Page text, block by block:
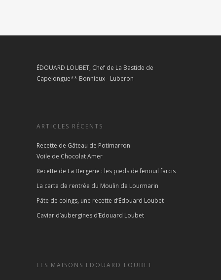
ÉDOUARD LOUBET, Chef de La Bastide de
Capelongue** Bonnieux - Luberon
ARTICLES RÉCENTS
Recette de Gâteau de Potimarron
Voile de Chocolat Amer
Recette de La Bergerie : les pieds de fenouil farcis
La carte de rentrée du Moulin de Lourmarin
Pâte de coings, une recette d’Édouard Loubet
Caviar d’aubergines d’Edouard Loubet
LES MAISONS EDOUARD LOUBET